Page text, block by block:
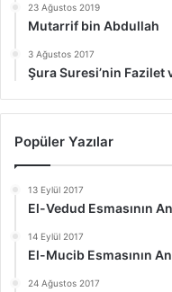
23 Ağustos 2019
Mutarrif bin Abdullah
3 Ağustos 2017
Şura Suresi’nin Fazilet
Popüler Yazılar
13 Eylül 2017
El-Vedud Esmasının
14 Eylül 2017
El-Mucib Esmasının
24 Ağustos 2017